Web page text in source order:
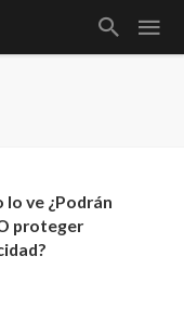
lo ve ¿Podrán
proteger